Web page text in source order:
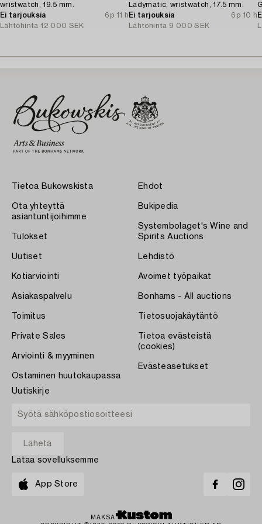
wristwatch, 19.5 mm.
Ei tarjouksia
6p 11 h
Lähtöhinta 12 000 SEK
Ladymatic, wristwatch, 17.5 mm.
Ei tarjouksia
6p 10 h
Lähtöhinta 9 000 SEK
Tietoa Bukowskista
Ota yhteyttä
asiantuntijoihimme
Tulokset
Uutiset
Kotiarviointi
Asiakaspalvelu
Toimitus
Private Sales
Arviointi & myyminen
Ostaminen huutokaupassa
Ehdot
Bukipedia
Systembolaget's Wine and
Spirits Auctions
Lehdistö
Avoimet työpaikat
Bonhams - All auctions
Tietosuojakäytäntö
Tietoa evästeistä
(cookies)
Evästeasetukset
Uutiskirje
Lataa sovelluksemme
App Store
MAKSA